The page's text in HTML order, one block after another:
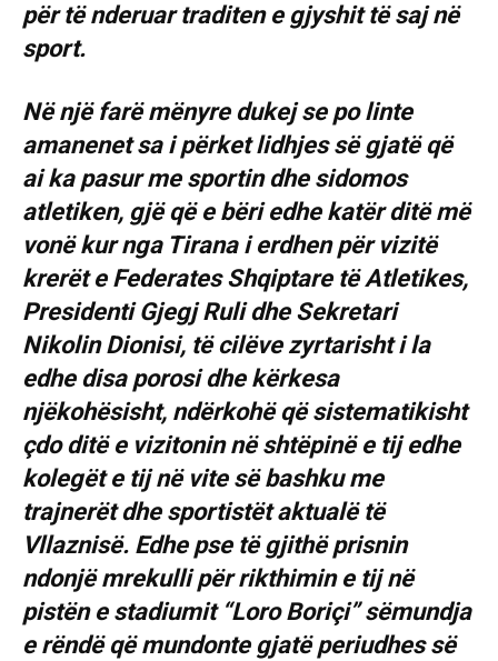
për të nderuar traditen e gjyshit të saj në
sport.
Në një farë mënyre dukej se po linte
amanenet sa i përket lidhjes së gjatë që
ai ka pasur me sportin dhe sidomos
atletiken, gjë që e bëri edhe katër ditë më
vonë kur nga Tirana i erdhen për vizitë
krerët e Federates Shqiptare të Atletikes,
Presidenti Gjegj Ruli dhe Sekretari
Nikolin Dionisi, të cilëve zyrtarisht i la
edhe disa porosi dhe kërkesa
njëkohësisht, ndërkohë që sistematikisht
çdo ditë e vizitonin në shtëpinë e tij edhe
kolegët e tij në vite së bashku me
trajnerët dhe sportistët aktualë të
Vllaznisë. Edhe pse të gjithë prisnin
ndonjë mrekulli për rikthimin e tij në
pistën e stadiumit “Loro Boriçi” sëmundja
e rëndë që mundonte gjatë periudhes së